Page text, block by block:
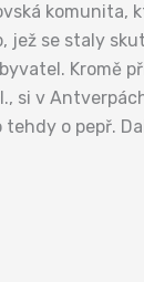
komunita,
jež se staly
Kromě
si v
o pepř.